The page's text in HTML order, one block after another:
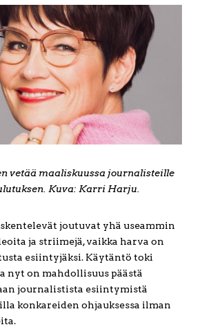
vetää maaliskuussa journalisteille
Kuva: Karri Harju.
joutuvat yhä useammin
ja striimejä, vaikka harva on
esiintyjäksi. Käytäntö toki
nyt on mahdollisuus päästä
journalistista esiintymistä
konkareiden ohjauksessa ilman